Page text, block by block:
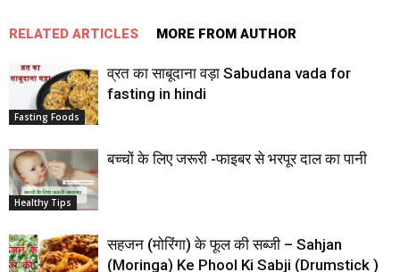
RELATED ARTICLES MORE FROM AUTHOR
Fasting Foods
व्रत का साबूदाना वड़ा Sabudana vada for
fasting in hindi
Healthy Tips
बच्‍चों के लिए जरूरी -फाइबर से भरपूर दाल का पानी
सहजन (मोरिंगा) के फूल की सब्जी – Sahjan
(Moringa) Ke Phool Ki Sabji (Drumstick )